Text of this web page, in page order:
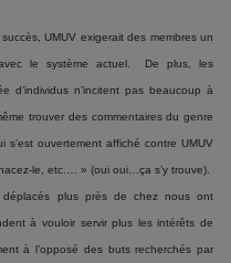
UMUV exigerait des membres un
le système actuel. De plus, les
d’individus n’incitent pas beaucoup à
trouver des commentaires du genre
ouvertement affiché contre UMUV
le, etc.… » (oui oui…ça s’y trouve).
déplacés plus près de chez nous ont
à vouloir servir plus les intérêts de
à l’opposé des buts recherchés par